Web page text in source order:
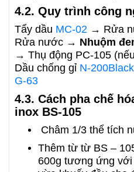
4.2. Quy trình công
Tẩy dầu MC-02 → Rửa
Rửa nước → Nhuộm
→ Thụ động PC-105
Dầu chống gỉ N-200Black
G-63
4.3. Cách pha chế
inox BS-105
Châm 1/3 thể tích
Thêm từ từ BS –
600g tương ứng